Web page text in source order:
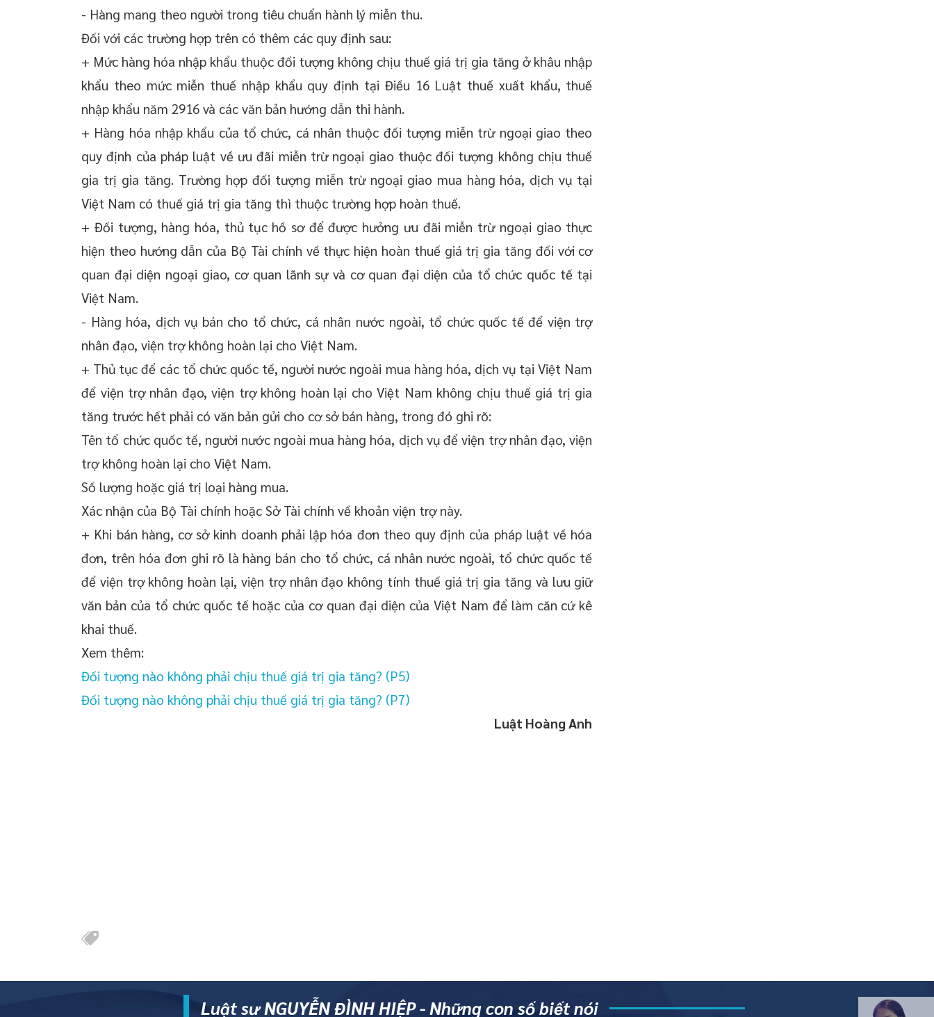
- Hàng mang theo người trong tiêu chuẩn hành lý miễn thu.
Đối với các trường hợp trên có thêm các quy định sau:
+ Mức hàng hóa nhập khẩu thuộc đối tượng không chịu thuế giá trị gia tăng ở khâu nhập
khẩu theo mức miễn thuế nhập khẩu quy định tại Điều 16 Luật thuế xuất khẩu, thuế
nhập khẩu năm 2916 và các văn bản hướng dẫn thi hành.
+ Hàng hóa nhập khẩu của tổ chức, cá nhân thuộc đối tượng miễn trừ ngoại giao theo
quy định của pháp luật về ưu đãi miễn trừ ngoại giao thuộc đối tượng không chịu thuế
gia trị gia tăng. Trường hợp đối tượng miễn trừ ngoại giao mua hàng hóa, dịch vụ tại
Việt Nam có thuế giá trị gia tăng thì thuộc trường hợp hoàn thuế.
+ Đối tượng, hàng hóa, thủ tục hồ sơ để được hưởng ưu đãi miễn trừ ngoại giao thực
hiện theo hướng dẫn của Bộ Tài chính về thực hiện hoàn thuế giá trị gia tăng đối với cơ
quan đại diện ngoại giao, cơ quan lãnh sự và cơ quan đại diện của tổ chức quốc tế tại
Việt Nam.
- Hàng hóa, dịch vụ bán cho tổ chức, cá nhân nước ngoài, tổ chức quốc tế để viện trợ
nhân đạo, viện trợ không hoàn lại cho Việt Nam.
+ Thủ tục để các tổ chức quốc tế, người nước ngoài mua hàng hóa, dịch vụ tại Việt Nam
để viện trợ nhân đạo, viện trợ không hoàn lại cho Việt Nam không chịu thuế giá trị gia
tăng trước hết phải có văn bản gửi cho cơ sở bán hàng, trong đó ghi rõ:
Tên tổ chức quốc tế, người nước ngoài mua hàng hóa, dịch vụ để viện trợ nhân đạo, viện
trợ không hoàn lại cho Việt Nam.
Số lượng hoặc giá trị loại hàng mua.
Xác nhận của Bộ Tài chính hoặc Sở Tài chính về khoản viện trợ này.
+ Khi bán hàng, cơ sở kinh doanh phải lập hóa đơn theo quy định của pháp luật về hóa
đơn, trên hóa đơn ghi rõ là hàng bán cho tổ chức, cá nhân nước ngoài, tổ chức quốc tế
để viện trợ không hoàn lại, viện trợ nhân đạo không tính thuế giá trị gia tăng và lưu giữ
văn bản của tổ chức quốc tế hoặc của cơ quan đại diện của Việt Nam để làm căn cứ kê
khai thuế.
Xem thêm:
Đối tượng nào không phải chịu thuế giá trị gia tăng? (P5)
Đối tượng nào không phải chịu thuế giá trị gia tăng? (P7)
Luật Hoàng Anh
Luật sư NGUYỄN ĐÌNH HIỆP - Những con số biết nói